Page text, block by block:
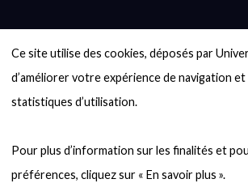
Ce site utilise des cookies, déposés par
d’améliorer votre expérience de navigation et
statistiques d’utilisation.
Pour plus d’information sur les finalités et
6000 exoplanètes, et pas de «
en vue ?
Quel avenir pour les cryptos ?
Entre mathématiques et
quête d’un vote équitable